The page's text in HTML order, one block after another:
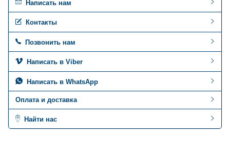
Написать нам
Контакты
Позвонить нам
Написать в Viber
Написать в WhatsApp
Оплата и доставка
Найти нас